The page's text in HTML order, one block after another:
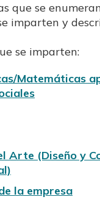
que se
imparten y
se imparten:
Matemáticas
Arte (Diseño y
la empresa